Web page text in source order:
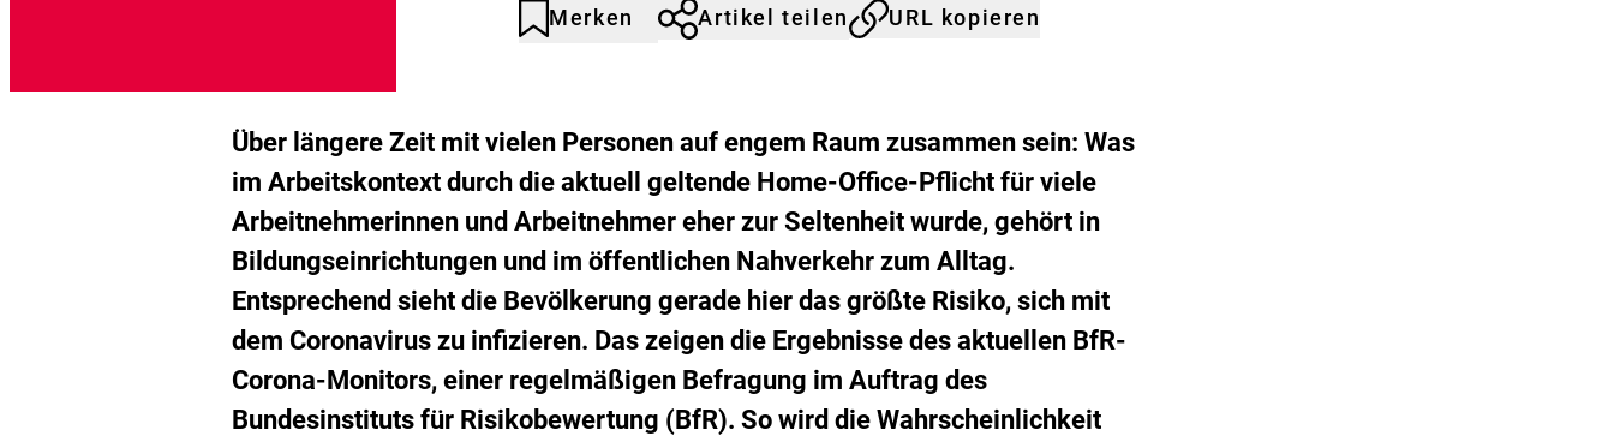
i
B
e
w
r
t
n
g
Merken
Artikel
Durch
hinzufügen.
Artikel teilen URL kopieren
Über längere Zeit mit vielen Personen auf engem Raum zusammen sein: Was
im Arbeitskontext durch die aktuell geltende Home-Office-Pflicht für viele
Arbeitnehmerinnen und Arbeitnehmer eher zur Seltenheit wurde, gehört in
Bildungseinrichtungen und im öffentlichen Nahverkehr zum Alltag.
Entsprechend sieht die Bevölkerung gerade hier das größte Risiko, sich mit
dem Coronavirus zu infizieren. Das zeigen die Ergebnisse des aktuellen BfR-
Corona-Monitors, einer regelmäßigen Befragung im Auftrag des
Bundesinstituts für Risikobewertung (BfR). So wird die Wahrscheinlichkeit